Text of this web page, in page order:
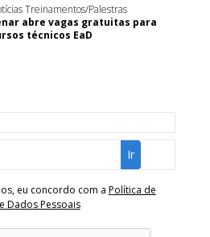
Treinamentos/Palestras
abre vagas gratuitas para
técnicos EaD
eu concordo com a Política de
Dados Pessoais